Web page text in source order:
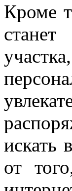
Кроме
искать
от